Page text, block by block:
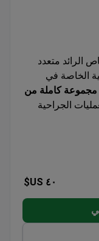
الرائد متعدد
الخاصة في
مجموعة كاملة من
الجراحية
في أفضل
مستشفى
وتنقية
٤٠ US$